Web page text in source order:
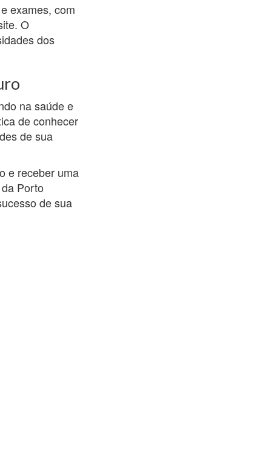
exames, com
O
dos
na saúde e
de conhecer
de sua
e receber uma
Porto
de sua